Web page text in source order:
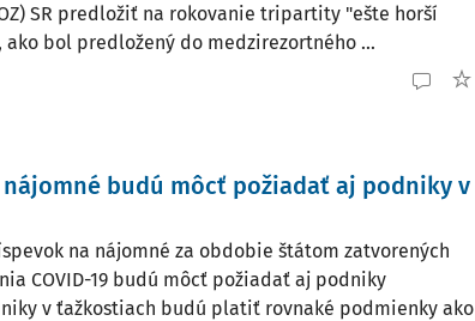
SR predložiť na rokovanie tripartity "ešte horší
bol predložený do medzirezortného ...
budú môcť požiadať aj podniky v
na nájomné za obdobie štátom zatvorených
COVID-19 budú môcť požiadať aj podniky
v ťažkostiach budú platiť rovnaké podmienky ako